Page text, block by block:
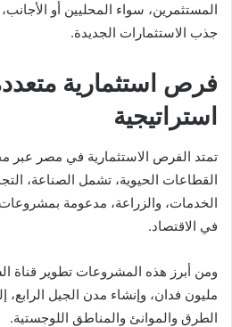
المستثمرين، سواء المحليين أو
جذب الاستثمارات الجديدة.
فرص استثمارية
استراتيجية
تمتد الفرص الاستثمارية في مصر عبر
القطاعات الحيوية، تشمل الصناعة،
الخدمات، والزراعة، مدعومة
في الاقتصاد.
ومن أبرز هذه المشروعات تطوير قناة
مليون فدان، وإنشاء مدن الجيل
الطرق والموانئ والمناطق اللوجستية.